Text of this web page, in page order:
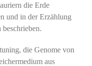
die Erde
und in der Erzählung
die Genome von
aus